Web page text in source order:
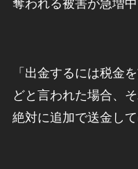
奪われる被害が急増中
「出金するには税金
どと言われた場合、
絶対に追加で送金して